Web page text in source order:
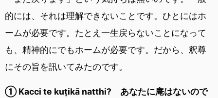
的には、それは理解できないことです。ひとにはホ
ームが必要です。たとえ一生戻らないことになって
も、精神的にでもホームが必要です。だから、釈尊
にその旨を訊いてみたのです。
① Kacci te kuṭikā natthi? あなたに庵はないので